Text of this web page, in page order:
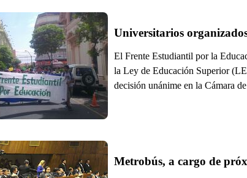
Universitarios
El Frente Estudiantil por la
la Ley de Educación Superior
decisión unánime en la Cámara
Metrobús, a cargo de